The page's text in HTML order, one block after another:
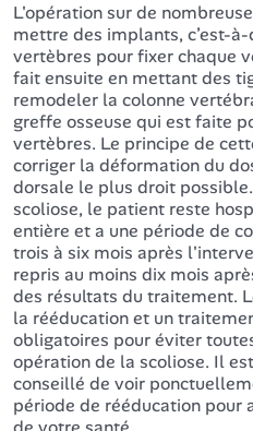
L'opération sur de
mettre des implants, c’est-
vertèbres pour fixer chaque
fait ensuite en mettant des
remodeler la colonne
greffe osseuse qui est faite
vertèbres. Le principe de
corriger la déformation du
dorsale le plus droit
scoliose, le patient reste
entière et a une période de
trois à six mois après
repris au moins dix mois
des résultats du traitement.
la rééducation et un
obligatoires pour éviter
opération de la scoliose. Il
conseillé de voir
période de rééducation pour